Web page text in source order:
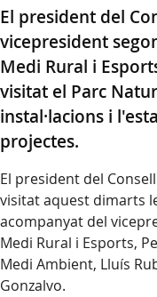
El president del
vicepresident
Medi Rural i
visitat el Parc
instal·lacions i
projectes.
El president del
visitat aquest dimarts
acompanyat del
Medi Rural i Esports,
Medi Ambient, Lluís
Gonzalvo.